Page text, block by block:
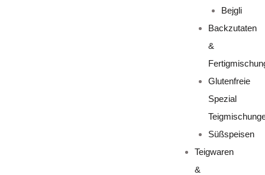
Bejgli
Backzutaten
&
Glutenfreie
Spezial
Süßspeisen
Teigwaren
&